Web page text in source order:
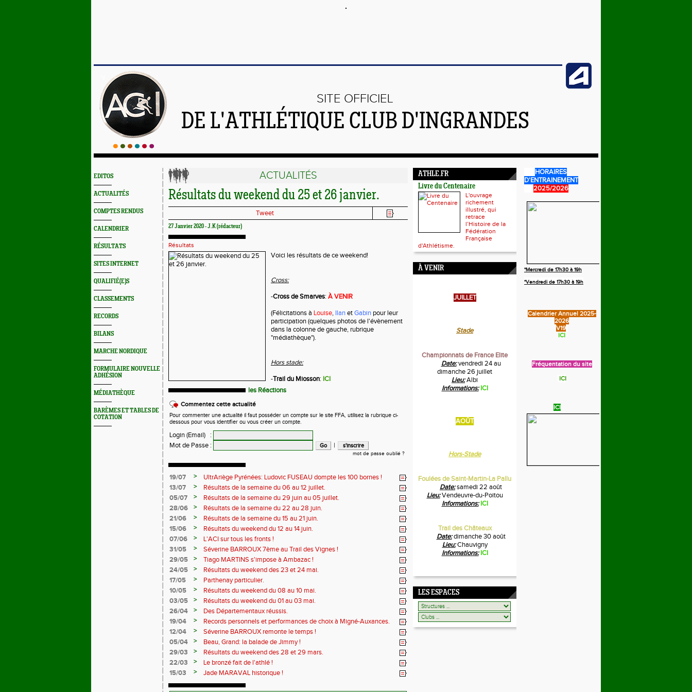
SITE OFFICIEL
DE L'ATHLÉTIQUE CLUB D'INGRANDES
EDITOS
ACTUALITÉS
COMPTES RENDUS
CALENDRIER
RÉSULTATS
SITES INTERNET
QUALIFIÉ(E)S
CLASSEMENTS
RECORDS
BILANS
MARCHE NORDIQUE
FORMULAIRE NOUVELLE
ADHÉSION
MÉDIATHÈQUE
BARÈMES ET TABLES DE
COTATION
ACTUALITÉS
Résultats du weekend du 25 et 26 janvier.
Tweet
27 Janvier 2020 - J.K (rédacteur)
Résultats
Voici les résultats de ce weekend!
Cross:
-Cross de Smarves: À VENIR
(Félicitations à Louise, IlanetGabin pour leur
participation (quelques photos de l'évènement
dans la colonne de gauche, rubrique
"médiathèque").
Hors stade:
-Trail du Miosson: ICI
les Réactions
Commentez cette actualité
Pour commenter une actualité il faut posséder un compte sur le site FFA, utilisez la rubrique ci-
dessous pour vous identifier ou vous créer un compte.
Login (Email)
:
Mot de Passe : |
mot de passe oublié ?
19/07 >
UltrAriège Pyrénées: Ludovic FUSEAU dompte les 100 bornes !
13/07
>
Résultats de la semaine du 06 au 12 juillet.
05/07
>
Résultats de la semaine du 29 juin au 05 juillet.
28/06
>
Résultats de la semaine du 22 au 28 juin.
21/06
>
Résultats de la semaine du 15 au 21 juin.
15/06
>
Résultats du weekend du 12 au 14 juin.
07/06
>
L'ACI sur tous les fronts !
31/05
>
Séverine BARROUX 7ème au Trail des Vignes !
29/05
>
Tiago MARTINS s'impose à Ambazac !
24/05
>
Résultats du weekend des 23 et 24 mai.
17/05
>
Parthenay particulier.
10/05
>
Résultats du weekend du 08 au 10 mai.
03/05
>
Résultats du weekend du 01 au 03 mai.
26/04
>
Des Départementaux réussis.
19/04
>
Records personnels et performances de choix à Migné-Auxances.
12/04
>
Séverine BARROUX remonte le temps !
05/04
>
Beau, Grand: la balade de Jimmy !
29/03
>
Résultats du weekend des 28 et 29 mars.
22/03
>
Le bronzé fait de l'athlé !
15/03
> Jade MARAVAL historique !
ATHLE.FR
Livre du Centenaire
L'ouvrage
richement
illustré, qui
retrace
l’Histoire de la
Fédération
Française
d'Athlétisme.
À VENIR
JUILLET
Stade
Championnats de France Elite
Date:vendredi 24 au
dimanche 26 juillet
Lieu:Albi
Informations: ICI
AOÛT
Hors-Stade
Foulées de Saint-Martin-La Pallu
Date:samedi 22 août
Lieu:Vendeuvre-du-Poitou
Informations: ICI
Trail des Châteaux
Date:dimanche 30 août
Lieu:Chauvigny
Informations: ICI
LES ESPACES
HORAIRES
D'ENTRAINEMENT
2025/2026
*Mercredi de 17h30 à 19h
*Vendredi de 17h30 à 19h
Calendrier Annuel 2025-
2026
V19
ICI
Fréquentation du site
ICI
ICI